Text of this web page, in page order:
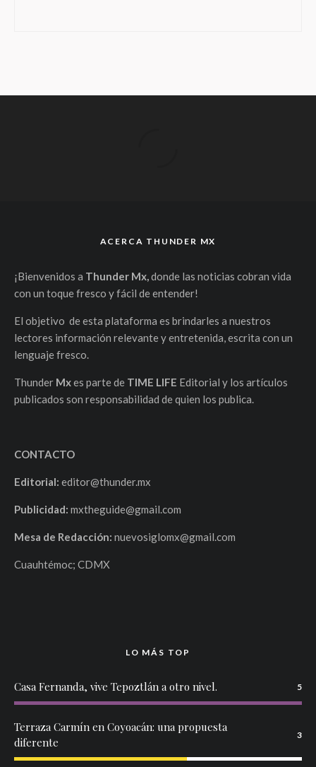
ACERCA THUNDER MX
¡Bienvenidos a Thunder Mx,donde las noticias cobran vida
con un toque fresco y fácil de entender!
El objetivo de esta plataforma es brindarles a nuestros
lectores información relevante y entretenida, escrita con un
lenguaje fresco.
Thunder Mxes parte de TIME LIFE Editorial y los artículos
publicados son responsabilidad de quien los publica.
CONTACTO
Editorial: editor@thunder.mx
Publicidad: mxtheguide@gmail.com
Mesa de Redacción: nuevosiglomx@gmail.com
Cuauhtémoc; CDMX
LO MÁS TOP
Casa Fernanda, vive Tepoztlán a otro nivel. 5
Terraza Carmín en Coyoacán: una propuesta
diferente
3